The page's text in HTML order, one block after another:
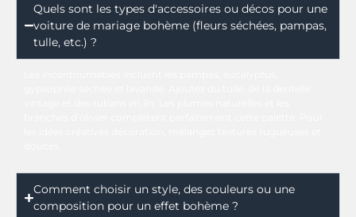
Quels sont les types d'accessoires ou décos pour une
voiture de mariage bohème (fleurs séchées, pampas,
tulle, etc.) ?
Comment choisir un style, des couleurs ou une
composition pour un effet bohème ?